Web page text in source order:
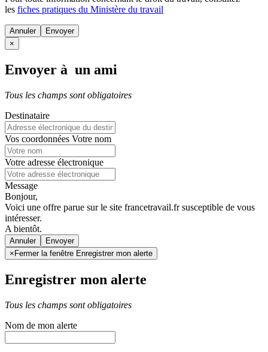
les fiches pratiques du Ministère du travail
Annuler
×
Envoyer à un ami
Tous les champs sont obligatoires
Destinataire
Vos coordonnées Votre nom
Votre adresse électronique
Message
Bonjour,
Voici une offre parue sur le site francetravail.fr susceptible de vous
intéresser.
A bientôt.
Annuler
× Fermer la fenêtre Enregistrer mon alerte
Enregistrer mon alerte
Tous les champs sont obligatoires
Nom de mon alerte